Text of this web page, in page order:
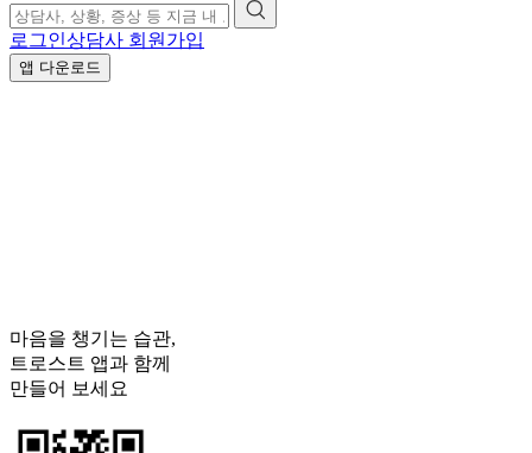
로그인상담사 회원가입
앱 다운로드
마음을 챙기는 습관,
트로스트 앱과 함께
만들어 보세요